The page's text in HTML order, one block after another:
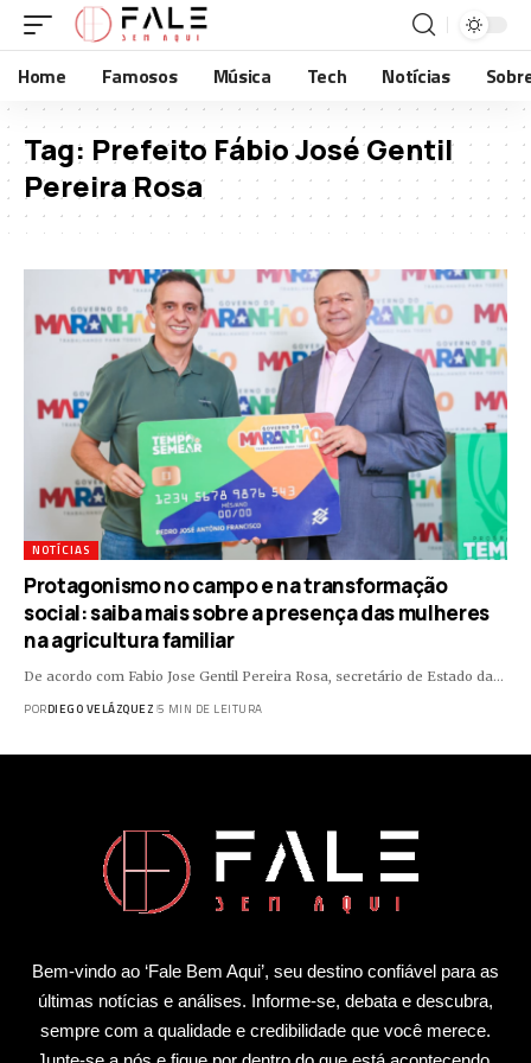
Home Famosos Música Tech Notícias
Tag: Prefeito Fábio José Gentil
Pereira Rosa
NOTÍCIAS
Protagonismo no campo e na transformação
social: saiba mais sobre a presença das mulheres
na agricultura familiar
De acordo com Fabio Jose Gentil Pereira Rosa, secretário de Estado da…
PORDIEGO VELÁZQUEZ 5 MIN DE LEITURA
Bem-vindo ao ‘Fale Bem Aqui’, seu destino confiável para as
últimas notícias e análises. Informe-se, debata e descubra,
sempre com a qualidade e credibilidade que você merece.